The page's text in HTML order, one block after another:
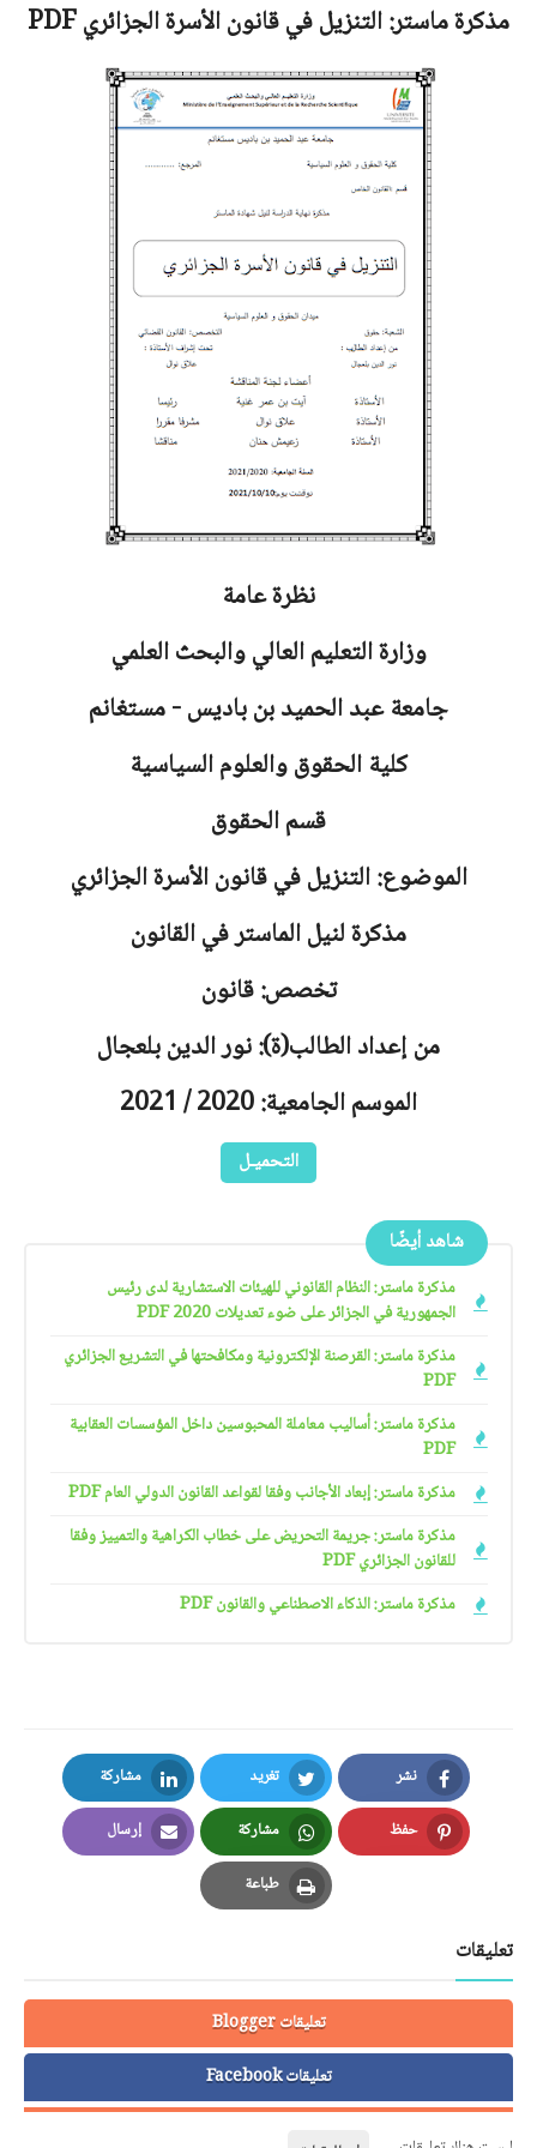
مذكرة ماستر:التنزيل في قانون الأسرة الجزائريPDF
نظرة عامة
وزارة التعليم العالي والبحث العلمي
جامعةعبد الحميد بن باديس - مستغانم
كلية الحقوق والعلوم السياسية
قسم الحقوق
الموضوع: التنزيل في قانون الأسرة الجزائري
مذكرة لنيل الماستر في القانون
تخصص: قانون
من إعداد الطالب(ة): نور الدين بلعجال
الموسم الجامعية: 2020 / 2021
التحميـل
شاهد أيضًا
مذكرة ماستر: النظام القانوني للهيئات الاستشارية لدى رئيس
الجمهورية في الجزائر على ضوء تعديلات 2020 PDF
مذكرة ماستر: القرصنة الإلكترونية ومكافحتها في التشريع الجزائري
PDF
مذكرة ماستر: أساليب معاملة المحبوسين داخل المؤسسات العقابية
PDF
مذكرة ماستر: إبعاد الأجانب وفقا لقواعد القانون الدولي العام PDF
مذكرة ماستر: جريمة التحريض على خطاب الكراهية والتمييز وفقا
للقانون الجزائري PDF
مذكرة ماستر: الذكاء الاصطناعي والقانون PDF
نشر
Facebook
تغريد
Twitter
مشاركة
LinkedIn
حفظ
Pinterest
مشاركة
Whatsapp
إرسال
Email
طباعة
Print
تعليقات
تعليقات Blogger
تعليقات Facebook